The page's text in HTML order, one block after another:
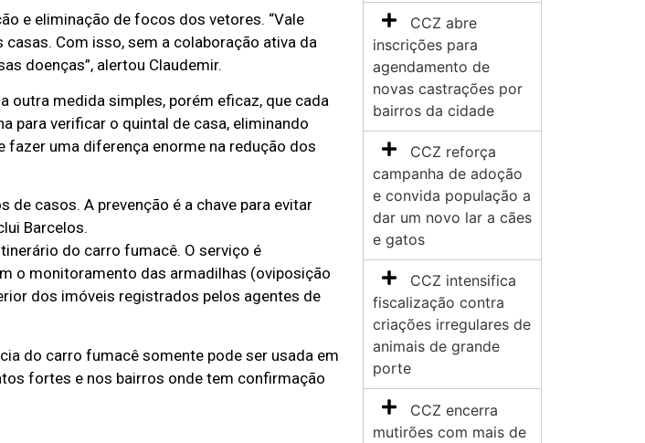
e eliminação de focos dos vetores. “Vale
Com isso, sem a colaboração ativa da
doenças”, alertou Claudemir.
outra medida simples, porém eficaz, que cada
para verificar o quintal de casa, eliminando
uma diferença enorme na redução dos
de casos. A prevenção é a chave para evitar
Barcelos.
do carro fumacê. O serviço é
o monitoramento das armadilhas (oviposição
dos imóveis registrados pelos agentes de
do carro fumacê somente pode ser usada em
fortes e nos bairros onde tem confirmação
CCZ abre
inscrições para
agendamento de
novas castrações por
bairros da cidade
CCZ reforça
campanha de adoção
e convida população a
dar um novo lar a cães
e gatos
CCZ intensifica
fiscalização contra
criações irregulares de
animais de grande
porte
CCZ encerra
mutirões com mais de